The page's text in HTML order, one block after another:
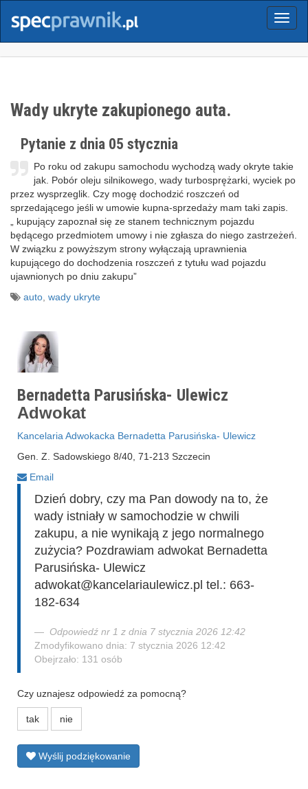
Menu
Wady ukryte zakupionego auta.
Pytanie z dnia 05 stycznia
Po roku od zakupu samochodu wychodzą wady okryte takie
jak. Pobór oleju silnikowego, wady turbosprężarki, wyciek po
przez wysprzeglik. Czy mogę dochodzić roszczeń od
sprzedającego jeśli w umowie kupna-sprzedaży mam taki zapis.
„ kupujący zapoznał się ze stanem technicznym pojazdu
będącego przedmiotem umowy i nie zgłasza do niego zastrzeżeń.
W związku z powyższym strony wyłączają uprawnienia
kupującego do dochodzenia roszczeń z tytułu wad pojazdu
ujawnionych po dniu zakupu”
auto wady ukryte
Bernadetta Parusińska- Ulewicz
Adwokat
Kancelaria Adwokacka Bernadetta Parusińska- Ulewicz
Gen. Z. Sadowskiego 8/40, 71-213 Szczecin
Email
Dzień dobry, czy ma Pan dowody na to, że
wady istniały w samochodzie w chwili
zakupu, a nie wynikają z jego normalnego
zużycia? Pozdrawiam adwokat Bernadetta
Parusińska- Ulewicz
adwokat@kancelariaulewicz.pl tel.: 663-
182-634
Odpowiedź nr 1 z dnia 7 stycznia 2026 12:42
Zmodyfikowano dnia: 7 stycznia 2026 12:42
Obejrzało: 131 osób
Czy uznajesz odpowiedź za pomocną?
tak nie
Wyślij podziękowanie